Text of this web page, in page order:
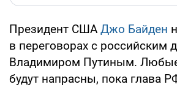
Президент США Джо Байден
в переговорах с российским
Владимиром Путиным.
будут напрасны, пока глава